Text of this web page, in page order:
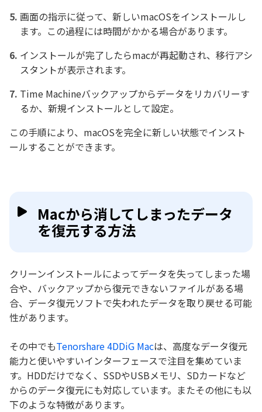
画面の指示に従って、新しいmacOSをインストールし
ます。この過程には時間がかかる場合があります。
インストールが完了したらmacが再起動され、移行アシ
スタントが表示されます。
Time Machineバックアップからデータをリカバリーす
るか、新規インストールとして設定。
この手順により、macOSを完全に新しい状態でインスト
ールすることができます。
Macから消してしまったデータ
を復元する方法
クリーンインストールによってデータを失ってしまった場
合や、バックアップから復元できないファイルがある場
合、データ復元ソフトで失われたデータを取り戻せる可能
性があります。
その中でもTenorshare 4DDiG Macは、高度なデータ復元
能力と使いやすいインターフェースで注目を集めていま
す。HDDだけでなく、SSDやUSBメモリ、SDカードなど
からのデータ復元にも対応しています。またその他にも以
下のような特徴があります。